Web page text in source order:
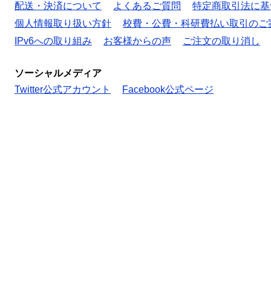
配送・決済について よくあるご質問
特定商取引法に
個人情報取り扱い方針
校費・公費・科研費払い取引のご
IPv6への取り組み
お客様からの声 ご注文の取り消し
ソーシャルメディア
Twitter公式アカウント
Facebook公式ページ